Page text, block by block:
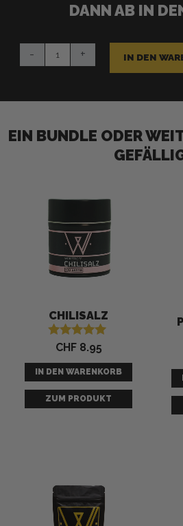
DANN AB IN
-
Menge
+ IN DEN
EIN BUNDLE ODER
CHILISALZ
Bewertet mit
von 5
CHF8.95
IN DEN WARENKORB
ZUM PRODUKT